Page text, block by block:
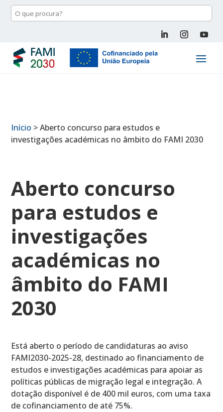
Início >Aberto concurso para estudos e
investigações académicas no âmbito do FAMI 2030
Aberto concurso
para estudos e
investigações
académicas no
âmbito do FAMI
2030
Está aberto o período de candidaturas ao aviso
FAMI2030-2025-28, destinado ao financiamento de
estudos e investigações académicas para apoiar as
políticas públicas de migração legal e integração. A
dotação disponível é de 400 mil euros, com uma taxa
de cofinanciamento de até 75%.